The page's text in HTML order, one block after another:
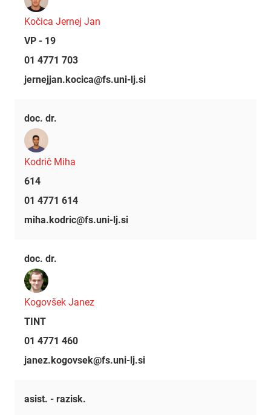
Kočica Jernej Jan
VP - 19
01 4771 703
jernejjan.kocica@fs.uni-lj.si
doc. dr.
Kodrič Miha
614
01 4771 614
miha.kodric@fs.uni-lj.si
doc. dr.
Kogovšek Janez
TINT
01 4771 460
janez.kogovsek@fs.uni-lj.si
asist. - razisk.